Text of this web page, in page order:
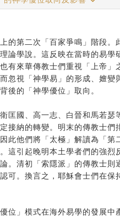
的第二次「百家爭鳴」階段
論學說。這反映在當時的易
有來華傳教士們重視「上帝
忽視「神學易」的形成、嬗
後的「神學優位」取向。
匡國、高一志、白晉和馬若
接納的轉變。明末的傳教士
此他們將「太極」解讀為「
這引起晚明本土學者們的強
。清初「索隱派」的傳教士
可。換言之，耶穌會士們在
位」模式在海外易學的發展